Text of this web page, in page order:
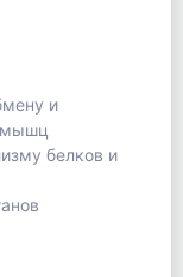
и
мышц
белков и